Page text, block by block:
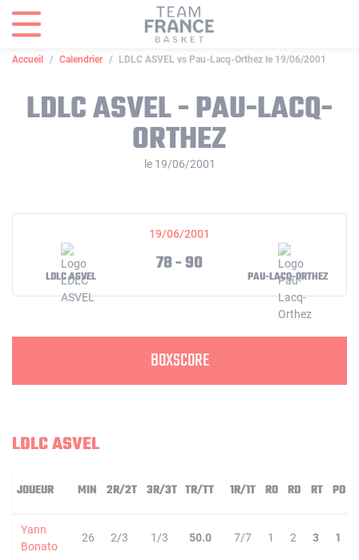
Accueil Calendrier LDLC ASVEL vs Pau-Lacq-Orthez le 19/06/2001
LDLC ASVEL - PAU-LACQ-
ORTHEZ
le 19/06/2001
19/06/2001
LDLC ASVEL
78 - 90
PAU-LACQ-ORTHEZ
BOXSCORE
LDLC ASVEL
JOUEUR MIN 2R/2T 3R/3T TR/TT 1R/1T RO RD RT PD
Yann
Bonato
26 2/3 1/3 50.0 7/7 1 2 3 1
Panneau de gestion des cookies